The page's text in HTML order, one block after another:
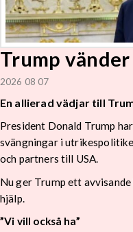
Trump
2026 08 07
En allierad vädjar till
President Donald Trump
svängningar i
och partners till USA.
Nu ger Trump ett
hjälp.
”Vi vill också ha”